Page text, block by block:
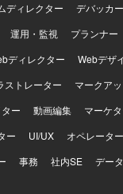
ディレクター
デバッカー
運用・監視 プランナー
ディレクター Webデザ
ストレーター マークア
ー 動画編集
マーケ
ー UI/UX オペレーター
事務 社内SE
デー